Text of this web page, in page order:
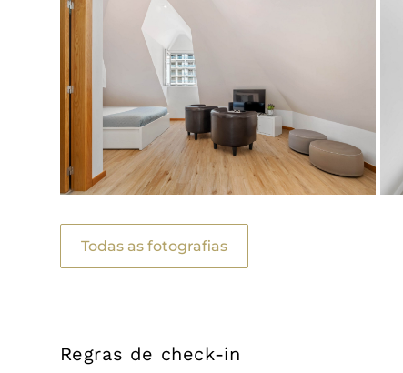
Todas as fotografias
Regras de check-in